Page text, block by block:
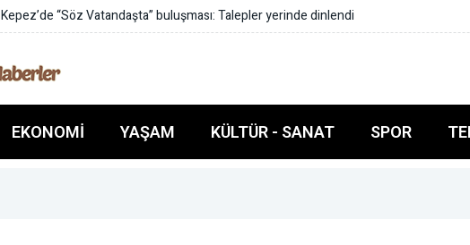
İzmir’de yaz spor okullarında 8 bin 300 öğrenciye eğitim
EKONOMI YAŞAM KÜLTÜR - SANAT SPOR